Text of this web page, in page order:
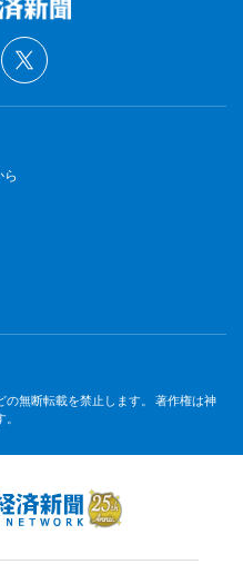
無断転載を禁止します。 著作権は神